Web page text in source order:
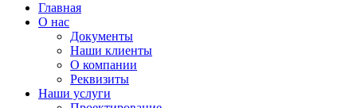
Главная
О нас
Документы
Наши клиенты
О компании
Реквизиты
Наши услуги